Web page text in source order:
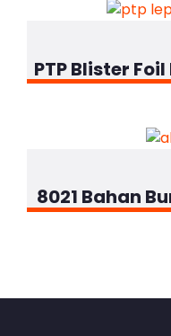
PTP Blister
8021 Bahan